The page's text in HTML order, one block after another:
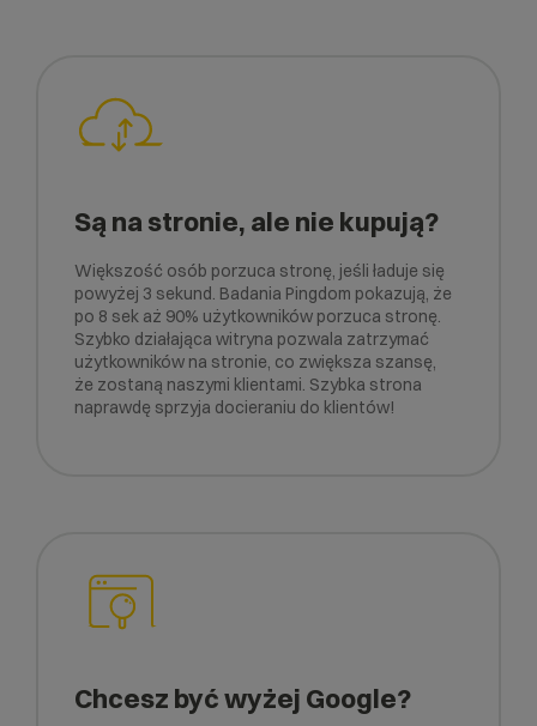
Są na stronie, ale nie kupują?
Większość osób porzuca stronę, jeśli ładuje się
powyżej 3 sekund. Badania Pingdom pokazują, że
po 8 sek aż 90% użytkowników porzuca stronę.
Szybko działająca witryna pozwala zatrzymać
użytkowników na stronie, co zwiększa szansę,
że zostaną naszymi klientami. Szybka strona
naprawdę sprzyja docieraniu do klientów!
Chcesz być wyżej Google?